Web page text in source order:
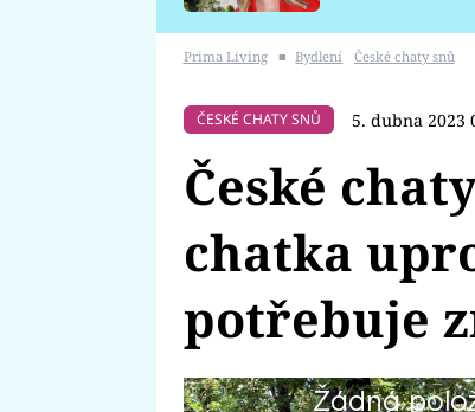
Prima Living ■ Bydlení České chaty snů
ČESKÉ CHATY SNŮ 5. dubna 2023
České
chatka
potřebuje
Žádná